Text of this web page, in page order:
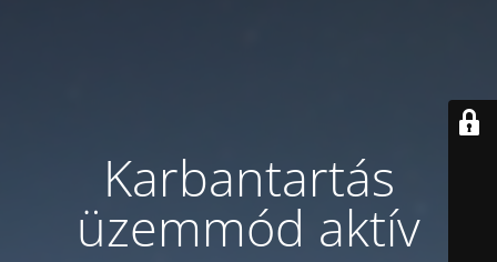
Karbantartás
üzemmód aktív